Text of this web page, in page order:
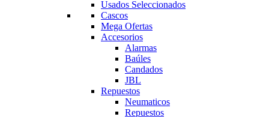
Usados Seleccionados
Cascos
Mega Ofertas
Accesorios
Alarmas
Baúles
Candados
JBL
Repuestos
Neumaticos
Repuestos